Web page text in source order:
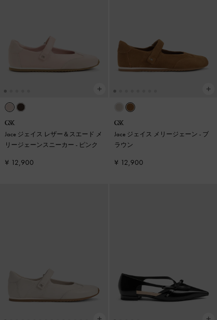
Jace ジェイス レザー＆スエード メ
リージェーンスニーカー - ピンク
¥ 12,900
Jace ジェイス メリージェーン - ブ
ラウン
¥ 12,900